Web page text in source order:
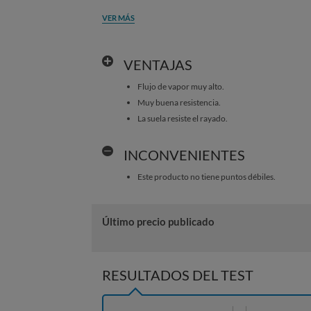
VER MÁS
VENTAJAS
Flujo de vapor muy alto.
Muy buena resistencia.
La suela resiste el rayado.
INCONVENIENTES
Este producto no tiene puntos débiles.
Último precio publicado
RESULTADOS DEL TEST